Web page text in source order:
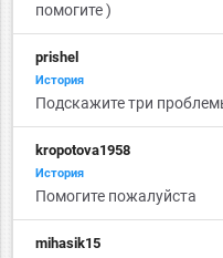
помогите )
prishel
История
Подскажите три
kropotova1958
История
Помогите пожалуйста
mihasik15